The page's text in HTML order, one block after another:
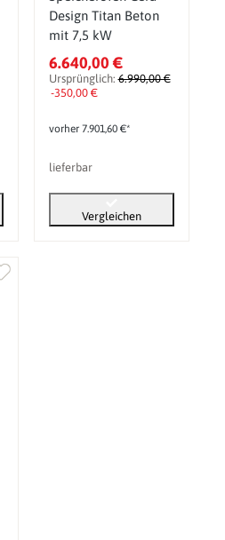
Design Titan Beton
mit 7,5 kW
6.640,00 €
Ursprünglich:6.990,00 €
-350,00 €
vorher 7.901,60 €*
lieferbar
Vergleichen